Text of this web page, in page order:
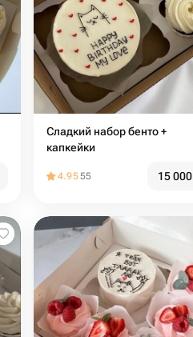
Сладкий набор бенто +
капкейки
4.9555 15 000